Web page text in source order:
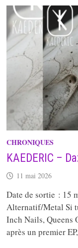
FEARING
DAYS
ARE
ABOUT
TO
BEGIN
CHRONIQUES
KAEDERIC –
11 mai 2026
Date de sortie : 15
Alternatif/Metal Si
Inch Nails, Queens
après un premier